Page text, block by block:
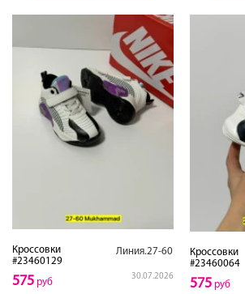
Кроссовки
#23460129
Линия.27-60
30.07.2026
575 руб
Кроссовки
#23460064
575 руб